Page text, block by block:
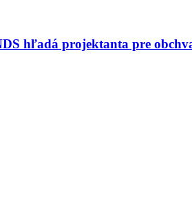
hľadá projektanta pre